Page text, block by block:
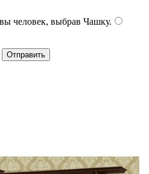
человек, выбрав Чашку.